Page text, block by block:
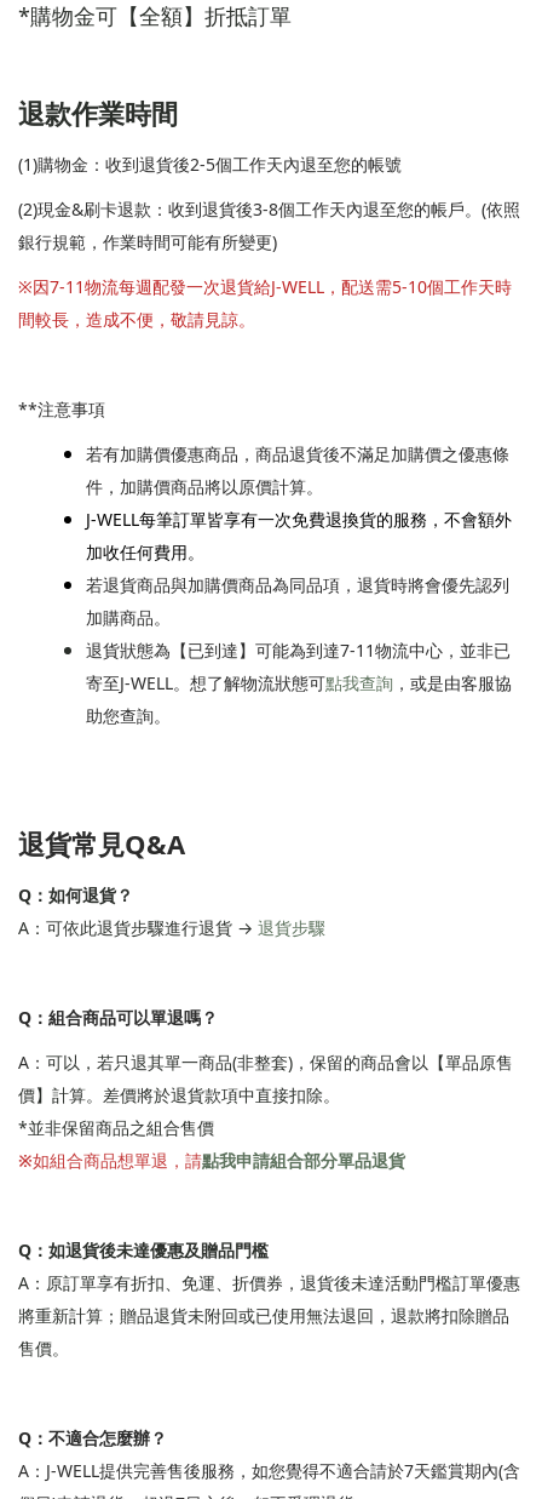
*購物金可【全額】折抵訂單
退款作業時間
(1)購物金：收到退貨後2-5個工作天內退至您的帳號
(2)現金&刷卡退款：收到退貨後3-8個工作天內退至您的帳戶。(依照
銀行規範，作業時間可能有所變更)
※因7-11物流每週配發一次退貨給J-WELL，配送需5-10個工作天時
間較長，造成不便，敬請見諒。
**注意事項
若有加購價優惠商品，商品退貨後不滿足加購價之優惠條
件，加購價商品將以原價計算。
J-WELL每筆訂單皆享有一次免費退換貨的服務，不會額外
加收任何費用。
若退貨商品與加購價商品為同品項，退貨時將會優先認列
加購商品。
退貨狀態為【已到達】可能為到達7-11物流中心，並非已
寄至J-WELL。想了解物流狀態可點我查詢 ，或是由客服協
助您查詢。
退貨常見Q&A
Q：如何退貨？
A：可依此退貨步驟進行退貨 → 退貨步驟
Q：組合商品可以單退嗎？
A： 可以，若只退其單一商品(非整套)，保留的商品會以【單品原售
價】計算。差價將於退貨款項中直接扣除。
*並非保留商品之組合售價
※如組合商品想單退，請點我申請組合部分單品退貨
Q：如退貨後未達優惠及贈品門檻
A：原訂單享有折扣、免運、折價券，退貨後未達活動門檻訂單優惠
將重新計算；贈品退貨未附回或已使用無法退回，退款將扣除贈品
售價。
Q：不適合怎麼辦？
A： J-WELL提供完善售後服務， 如您覺得不適合請於7天鑑賞期內(含